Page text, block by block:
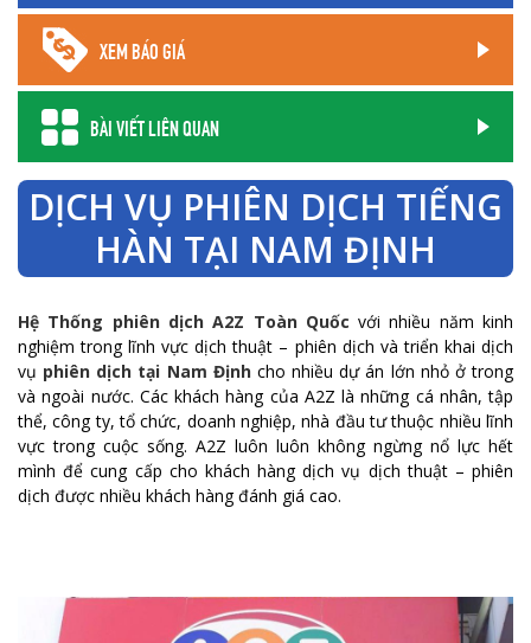
XEM BÁO GIÁ
BÀI VIẾT LIÊN QUAN
DỊCH VỤ PHIÊN DỊCH TIẾNG
HÀN TẠI NAM ĐỊNH
Hệ Thống phiên dịch A2Z Toàn Quốc với nhiều năm kinh
nghiệm trong lĩnh vực dịch thuật – phiên dịch và triển khai dịch
vụ phiên dịch tại Nam Địnhcho nhiều dự án lớn nhỏ ở trong
và ngoài nước. Các khách hàng của A2Z là những cá nhân, tập
thể, công ty, tổ chức, doanh nghiệp, nhà đầu tư thuộc nhiều lĩnh
vực trong cuộc sống. A2Z luôn luôn không ngừng nổ lực hết
mình để cung cấp cho khách hàng dịch vụ dịch thuật – phiên
dịch được nhiều khách hàng đánh giá cao.